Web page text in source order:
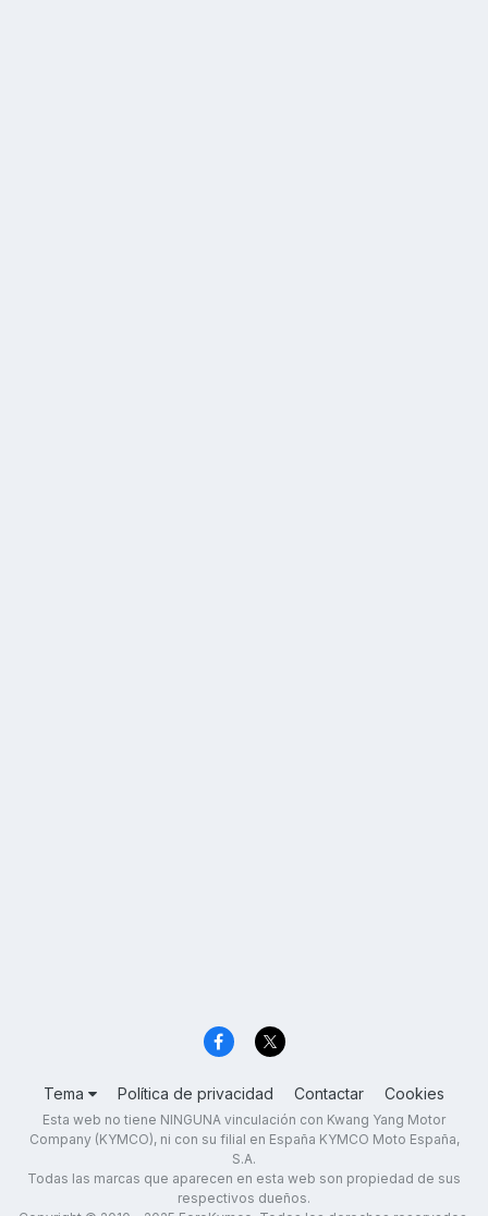
Tema Política de privacidad Contactar Cookies
Esta web no tiene NINGUNA vinculación con Kwang Yang Motor
Company (KYMCO), ni con su filial en España KYMCO Moto España,
S.A.
Todas las marcas que aparecen en esta web son propiedad de sus
respectivos dueños.